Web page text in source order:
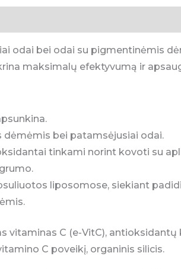
odai bei odai su pigmentinėmis
maksimalų efektyvumą ir
bei patamsėjusiai odai.
tinkami norint kovoti su
liposomose, siekiant
vitaminas C (e-VitC),
C poveikį, organinis silicis.